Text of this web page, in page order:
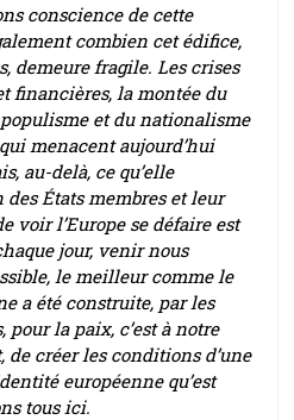
conscience de cette
combien cet édifice,
demeure fragile. Les crises
financières, la montée du
et du nationalisme
menacent aujourd’hui
au-delà, ce qu’elle
États membres et leur
voir l’Europe se défaire est
jour, venir nous
le meilleur comme le
a été construite, par les
la paix, c’est à notre
créer les conditions d’une
européenne qu’est
tous ici.